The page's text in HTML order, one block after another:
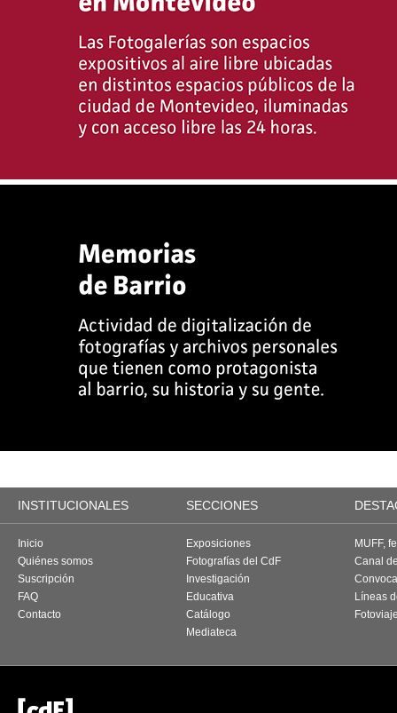
INSTITUCIONALES SECCIONES
Inicio
Quiénes somos
Suscripción
FAQ
Contacto
Exposiciones
Fotografías del CdF
Investigación
Educativa
Catálogo
Mediateca
MUFF,
Canal
Líneas